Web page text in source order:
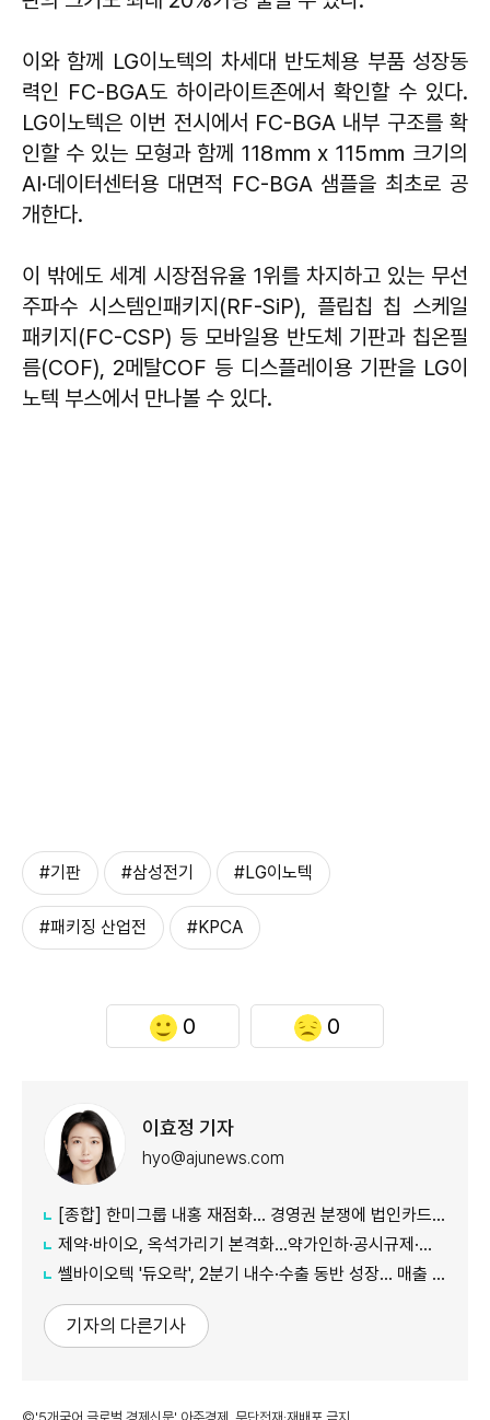
이와 함께 LG이노텍의 차세대 반도체용 부품 성장동
력인 FC-BGA도 하이라이트존에서 확인할 수 있다.
LG이노텍은 이번 전시에서 FC-BGA 내부 구조를 확
인할 수 있는 모형과 함께 118㎜ x 115㎜ 크기의
AI·데이터센터용 대면적 FC-BGA 샘플을 최초로 공
개한다.
이 밖에도 세계 시장점유율 1위를 차지하고 있는 무선
주파수 시스템인패키지(RF-SiP), 플립칩 칩 스케일
패키지(FC-CSP) 등 모바일용 반도체 기판과 칩온필
름(COF), 2메탈COF 등 디스플레이용 기판을 LG이
노텍 부스에서 만나볼 수 있다.
#기판 #삼성전기 #LG이노텍
#패키징 산업전 #KPCA
0 0
이효정 기자
hyo@ajunews.com
[종합] 한미그룹 내홍 재점화… 경영권 분쟁에 법인카드 의혹까지 '악재 지속'
제약·바이오, 옥석가리기 본격화…약가인하·공시규제·투자위축까지 '삼중고'
쎌바이오텍 '듀오락', 2분기 내수·수출 동반 성장… 매출 158억원
기자의 다른기사